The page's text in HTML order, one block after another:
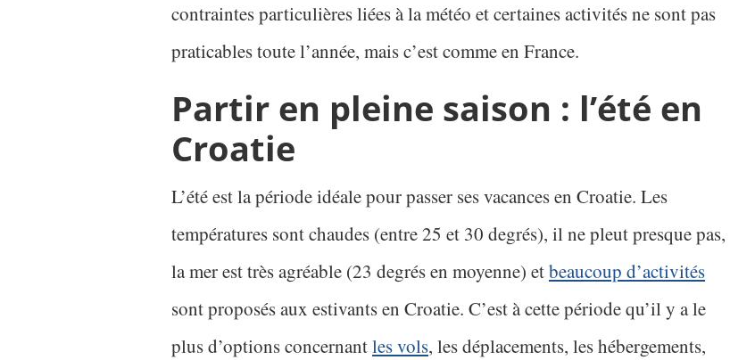
contraintes particulières liées à la météo et certaines activités ne sont pas
praticables toute l’année, mais c’est comme en France.
Partir en pleine saison : l’été en
Croatie
L’été est la période idéale pour passer ses vacances en Croatie. Les
températures sont chaudes (entre 25 et 30 degrés), il ne pleut presque pas,
la mer est très agréable (23 degrés en moyenne) etbeaucoup d’activités
sont proposés aux estivants en Croatie. C’est à cette période qu’il y a le
plus d’options concernantles vols, les déplacements, les hébergements,